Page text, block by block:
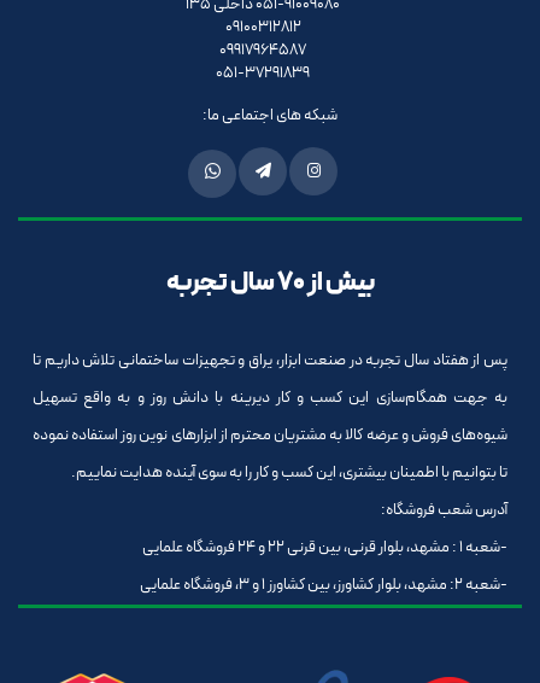
09100312812
09917964587
051-37291839
شبکه های اجتماعی ما:
بیش از 70 سال تجربه
پس از هفتاد سال تجربه در صنعت ابزار، یراق و تجهیزات ساختمانی تلاش داریم تا
به جهت همگام‌سازی این کسب و کار دیرینه با دانش روز و به واقع تسهیل
شیوه‌های فروش و عرضه کالا به مشتریان محترم از ابزارهای نوین روز استفاده نموده
تا بتوانیم با اطمینان بیشتری، این کسب و کار را به سوی آینده هدایت نماییم.
آدرس شعب فروشگاه:
-شعبه 1 : مشهد، بلوار قرنی، بین قرنی 22 و 24 فروشگاه علمایی
-شعبه 2: مشهد، بلوار کشاورز، بین کشاورز 1 و 3، فروشگاه علمایی